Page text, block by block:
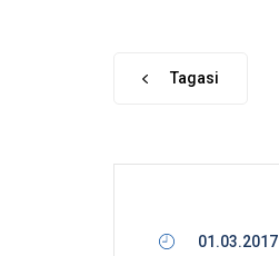
Tagasi
01.03.2017